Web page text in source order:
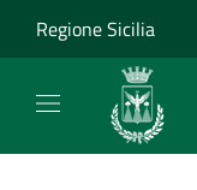
Regione Sicilia